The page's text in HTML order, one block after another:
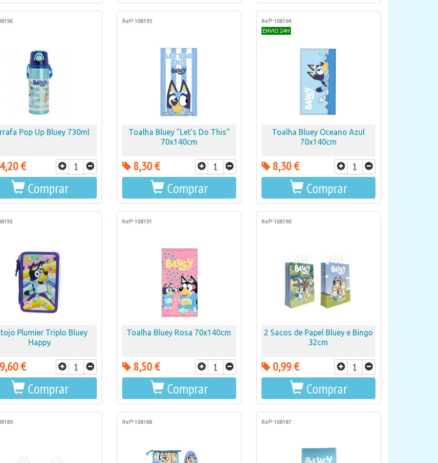
Pop Up Bluey 730ml
€
Comprar
Refª 108195
Toalha Bluey "Let's Do This"
70x140cm
8,30 €
Comprar
Refª 108194
ENVIO 24H
Toalha Bluey Oceano Azul
70x140cm
8,30 €
Comprar
Plumier Triplo Bluey
Happy
€
Comprar
Refª 108191
Toalha Bluey Rosa 70x140cm
8,50 €
Comprar
Refª 108190
2 Sacos de Papel Bluey e Bingo
32cm
0,99 €
Comprar
Refª 108188 Refª 108187